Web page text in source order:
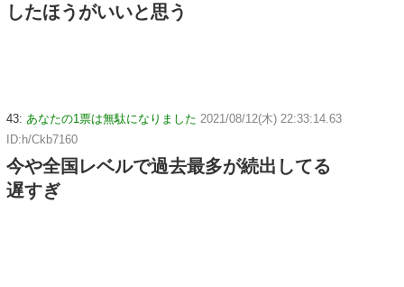
したほうがいいと思う
43: あなたの1票は無駄になりました 2021/08/12(木) 22:33:14.63
ID:h/Ckb7160
今や全国レベルで過去最多が続出してる
遅すぎ